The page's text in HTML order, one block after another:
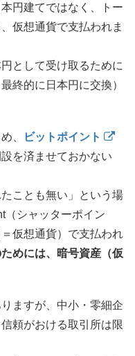
円建てではなく、トー
仮想通貨で支払われま
として受け取るために
終的に日本円に交換）
、
ビットポイント
を済ませておかない
ことも無い」という場
（シャッターポイン
仮想通貨）で支払われ
めには、暗号資産（仮
ますが、中小・零細企
頼がおける取引所は限